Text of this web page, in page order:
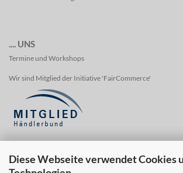
Diese Webseite verwendet Cookies
.... UNS
Termine und Workshops
Wir sind Mitglied der Initiative 'FairCommerce'
POST VON CREASTEINMETZ